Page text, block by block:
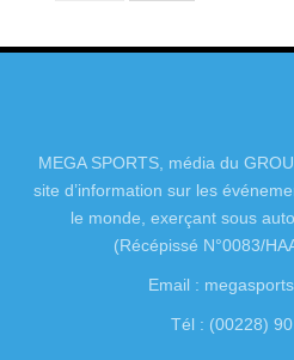
MEGA SPORTS, média du
site d’information sur les
le monde, exerçant sous
(Récépissé N°0083/
Email :
Tél : (00228)